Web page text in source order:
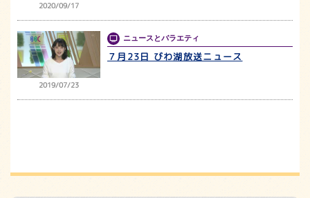
2020/09/17
2019/07/23
ニュースとバラエティ
７月23日 びわ湖放送ニュース